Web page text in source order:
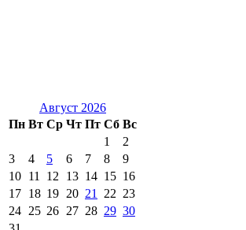
Август 2026
Пн Вт Ср Чт Пт Сб Вс
1
2
3
4 5 6 7 8
9
10 11 12 13 14 15 16
17 18 19 20 21 22 23
24 25 26 27 28 29 30